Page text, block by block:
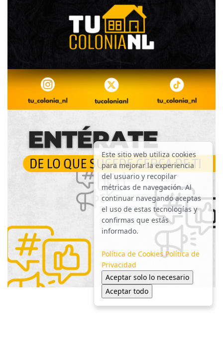
Este sitio web utiliza cookies
para mejorar la experiencia
del usuario y recopilar
métricas de navegación. Al
continuar navegando aceptas
el uso de estas tecnologías y
confirmas que estás
informado.
Política de Cookies Política de
Privacidad
Aceptar solo lo necesario
Aceptar todo